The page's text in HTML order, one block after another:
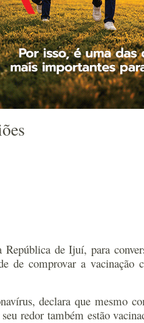
de Ijuí, para
de comprovar a
declara que mesmo
redor também estão